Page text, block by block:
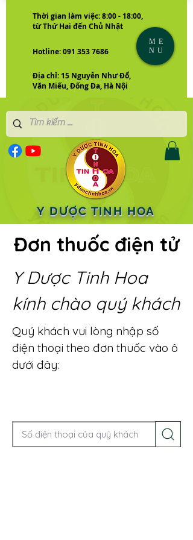
Thời gian làm việc: 8:00 - 18:00,
từ Thứ Hai đến Chủ Nhật
Hotline: 091 353 7686
Địa chỉ: 15 Nguyễn Như Đổ,
Văn Miếu, Đống Đa, Hà Nội
Y DƯỢC TINH HOA
ME
NU
Đơn thuốc điện tử
Y Dược Tinh Hoa
kính chào quý khách
Quý khách vui lòng nhập số
điện thoại theo đơn thuốc vào ô
dưới đây: